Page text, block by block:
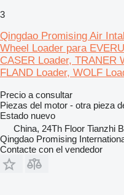
3
Qingdao Promising Air
Wheel Loader para
CASER Loader, TRANER
FLAND Loader, WOLF
Precio a consultar
Piezas del motor - otra pieza
Estado nuevo
China, 24Th Floor Tianzhi
Qingdao Promising
Contacte con el vendedor